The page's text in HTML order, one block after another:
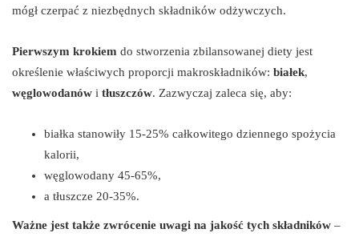
mógł czerpać z niezbędnych składników odżywczych.
Pierwszym krokiem do stworzenia zbilansowanej diety jest
określenie właściwych proporcji makroskładników: białek,
węglowodanów i tłuszczów. Zazwyczaj zaleca się, aby:
białka stanowiły 15-25% całkowitego dziennego spożycia
kalorii,
węglowodany 45-65%,
a tłuszcze 20-35%.
Ważne jest także zwrócenie uwagi na jakość tych składników –